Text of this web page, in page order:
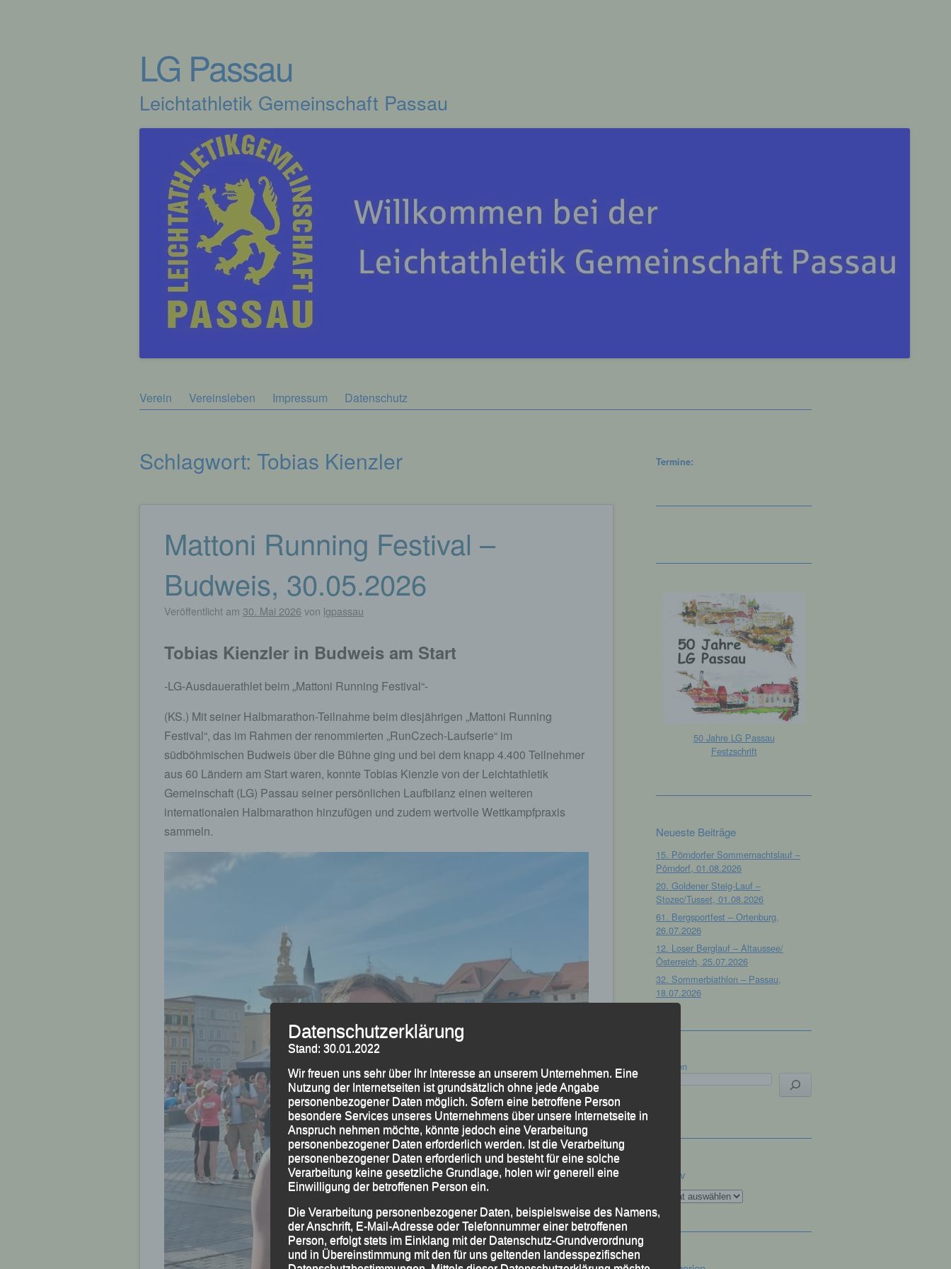
LG Passau
Leichtathletik Gemeinschaft Passau
Zum
Verein Vereinsleben Impressum Datenschutz
Schlagwort: Tobias Kienzler
Beitragsnavigation
Mattoni Running Festival –
Budweis, 30.05.2026
Veröffentlicht am 30. Mai 2026 von lgpassau
Tobias Kienzler in Budweis am Start
-LG-Ausdauerathlet beim „Mattoni Running Festival“-
(KS.) Mit seiner Halbmarathon-Teilnahme beim diesjährigen „Mattoni Running
Festival“, das im Rahmen der renommierten „RunCzech-Laufserie“ im
südböhmischen Budweis über die Bühne ging und bei dem knapp 4.400 Teilnehmer
aus 60 Ländern am Start waren, konnte Tobias Kienzle von der Leichtathletik
Gemeinschaft (LG) Passau seiner persönlichen Laufbilanz einen weiteren
internationalen Halbmarathon hinzufügen und zudem wertvolle Wettkampfpraxis
sammeln.
Termine:
50 Jahre LG Passau
Festzschrift
Neueste Beiträge
15. Pörndorfer Sommernachtslauf –
Pörndorf, 01.08.2026
20. Goldener Steig-Lauf –
Stozec/Tusset, 01.08.2026
61. Bergsportfest – Ortenburg,
26.07.2026
12. Loser Berglauf – Altaussee/
Österreich, 25.07.2026
32. Sommerbiathlon – Passau,
18.07.2026
Suchen
Archiv
Archiv
Datenschutzerklärung
Stand: 30.01.2022
Wir freuen uns sehr über Ihr Interesse an unserem Unternehmen. Eine
Nutzung der Internetseiten ist grundsätzlich ohne jede Angabe
personenbezogener Daten möglich. Sofern eine betroffene Person
besondere Services unseres Unternehmens über unsere Internetseite in
Anspruch nehmen möchte, könnte jedoch eine Verarbeitung
personenbezogener Daten erforderlich werden. Ist die Verarbeitung
personenbezogener Daten erforderlich und besteht für eine solche
Verarbeitung keine gesetzliche Grundlage, holen wir generell eine
Einwilligung der betroffenen Person ein.
Die Verarbeitung personenbezogener Daten, beispielsweise des Namens,
der Anschrift, E-Mail-Adresse oder Telefonnummer einer betroffenen
Person, erfolgt stets im Einklang mit der Datenschutz-Grundverordnung
und in Übereinstimmung mit den für uns geltenden landesspezifischen